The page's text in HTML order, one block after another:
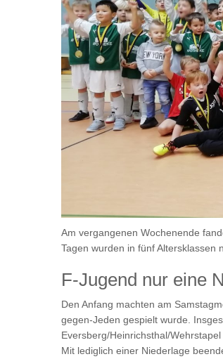
Am vergangenen Wochenende
Tagen wurden in fünf Altersklassen
F-Jugend nur eine
Den Anfang machten am
gegen-Jeden gespielt wurde.
Eversberg/Heinrichsthal/
Mit lediglich einer Niederlage